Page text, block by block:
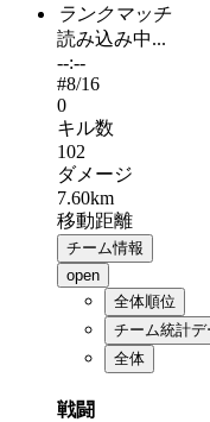
ランクマッチ
読み込み中...
--:--
#8/16
0
キル数
102
ダメージ
7.60km
移動距離
チーム情報
open
全体順位
チーム統計デ
全体
戦闘